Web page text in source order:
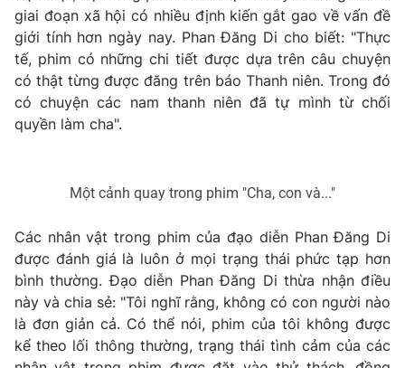
Emagazine Podcast
Photo Infographic
Video
VTV Money VTV Thể thao
VTV Sức khoẻ Bất động sản
Thị trường 24h Tấm lòng Việt
VTV4 Vươn mình bằng AI
giai đoạn xã hội có nhiều định kiến gắt gao về vấn đề
giới tính hơn ngày nay. Phan Đăng Di cho biết: "Thực
tế, phim có những chi tiết được dựa trên câu chuyện
có thật từng được đăng trên báo Thanh niên. Trong đó
có chuyện các nam thanh niên đã tự mình từ chối
quyền làm cha".
Một cảnh quay trong phim "Cha, con và..."
Các nhân vật trong phim của đạo diễn Phan Đăng Di
được đánh giá là luôn ở mọi trạng thái phức tạp hơn
bình thường. Đạo diễn Phan Đăng Di thừa nhận điều
này và chia sẻ: "Tôi nghĩ rằng, không có con người nào
là đơn giản cả. Có thể nói, phim của tôi không được
kể theo lối thông thường, trạng thái tình cảm của các